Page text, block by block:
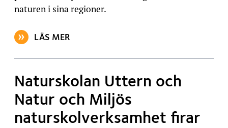
naturen i sina regioner.
LÄS MER
OM ARTIKELN: TRE MOTTOG FÖRTJÄNSTTECKEN
Naturskolan Uttern och
Natur och Miljös
naturskolverksamhet firar